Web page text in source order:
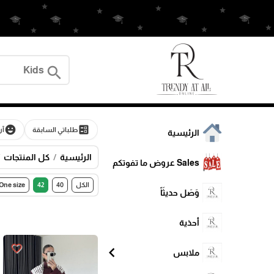
search
الرئيسية
Sales عروض ما تفوتكم
وَصَل حديثَاً
أحذية
ملابس chevron_left
ballotطلباتي السابقة emoji_emotions
الرئيسية كل المنتجات
الكل 40
42
size
favorite_border